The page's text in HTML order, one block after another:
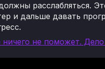
расслабляться.
и дальше давать
не поможет.